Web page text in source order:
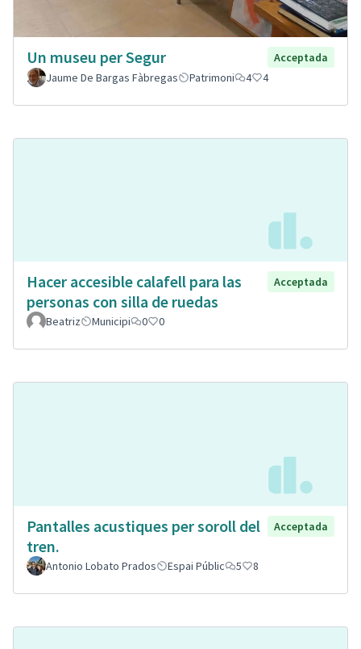
Un museu per Segur
Acceptada
Jaume De Bargas Fàbregas
Patrimoni 4 4
Hacer accesible calafell para las
personas con silla de ruedas
Acceptada
Beatriz Municipi 0 0
Pantalles acustiques per soroll del
tren.
Acceptada
Antonio Lobato Prados Espai Públic 5 8